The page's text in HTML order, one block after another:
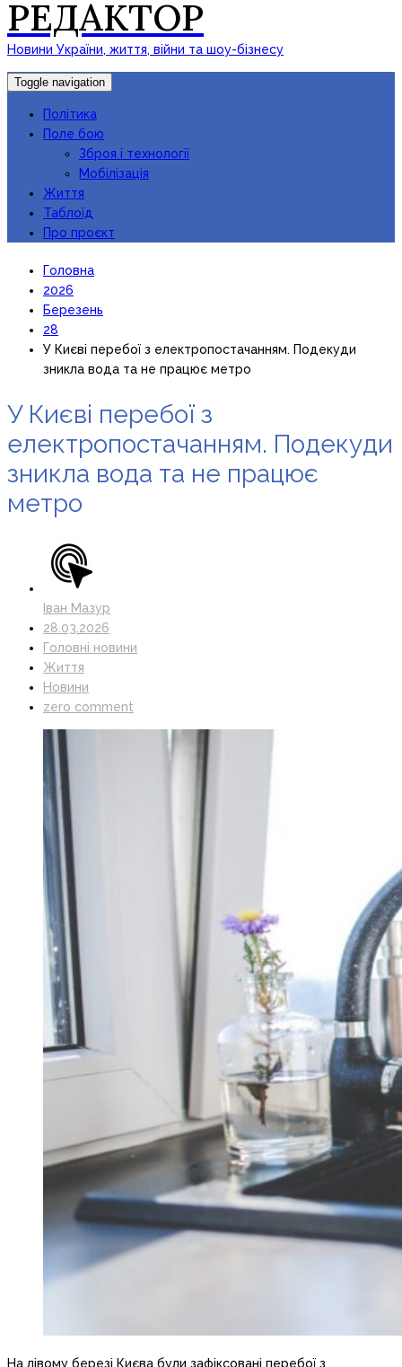
РЕДАКТОР
Новини України, життя, війни та шоу-бізнесу
Toggle navigation
Політика
Поле бою
Зброя і технології
Мобілізація
Життя
Таблоїд
Про проєкт
Головна
2026
Березень
28
У Києві перебої з електропостачанням. Подекуди
зникла вода та не працює метро
У Києві перебої з
електропостачанням. Подекуди
зникла вода та не працює
метро
Іван Мазур
28.03.2026
Головні новини
Життя
Новини
zero comment
На лівому березі Києва були зафіксовані перебої з